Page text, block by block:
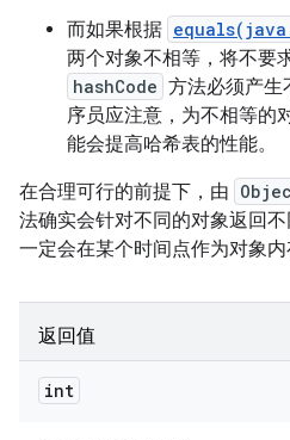
而如果根据
两个对象不相等，将不要
hashCode 方法必须产生
序员应注意，为不相等的
能会提高哈希表的性能。
在合理可行的前提下，由
法确实会针对不同的对象返回
一定会在某个时间点作为对象内
返回值
int